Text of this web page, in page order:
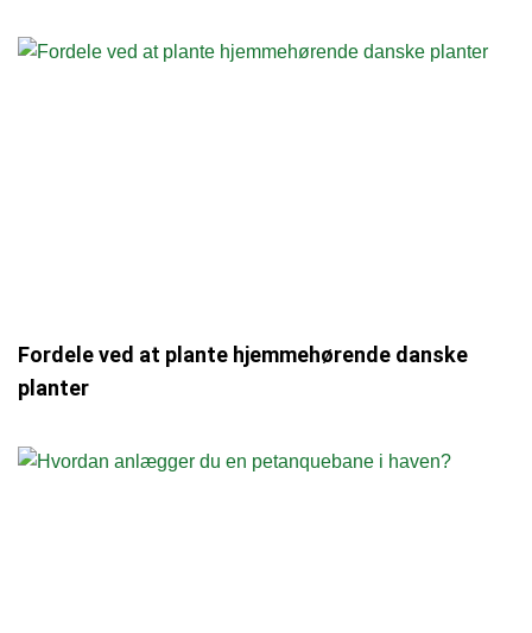
Fordele ved at plante hjemmehørende danske
planter